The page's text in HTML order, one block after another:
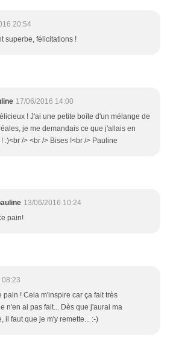
20:54
superbe, félicitations !
17/06/2016 14:00
! J'ai une petite boîte d'un mélange de
je me demandais ce que j'allais en
:)<br /> <br /> Bises !<br /> Pauline
13/06/2016 10:24
pain!
08:23
pain ! Cela m'inspire car ça fait très
n'en ai pas fait... Dès que j'aurai ma
il faut que je m'y remette... :-)